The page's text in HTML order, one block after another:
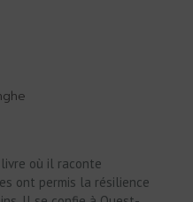
où il raconte
ont permis la résilience